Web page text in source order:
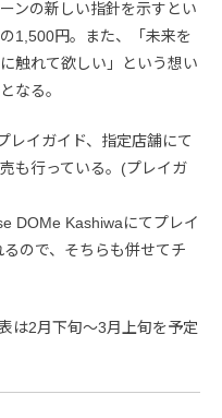
ンの新しい指針を示すとい
1,500円。また、「未来を
触れて欲しい」という想い
なる。
レイガイド、指定店舗にて
も行っている。(プレイガ
DOMe Kashiwaにてプレイ
るので、そちらも併せてチ
は2月下旬〜3月上旬を予定